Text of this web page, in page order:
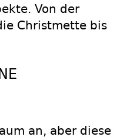
Von der
Christmette bis
an, aber diese